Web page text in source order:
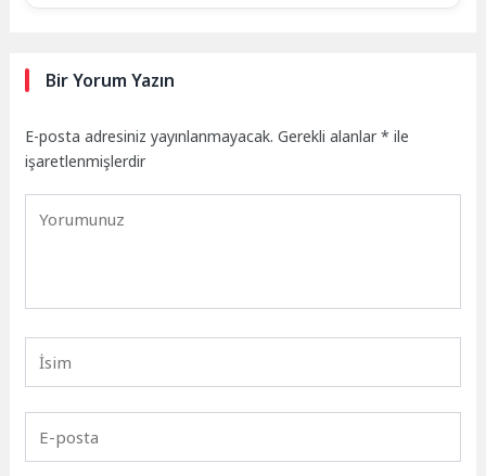
Bir Yorum Yazın
E-posta adresiniz yayınlanmayacak. Gerekli alanlar* ile
işaretlenmişlerdir